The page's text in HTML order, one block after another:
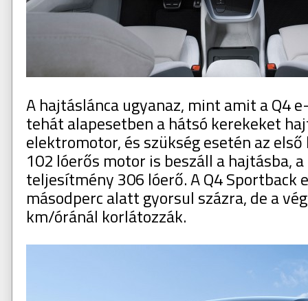
A hajtáslánca ugyanaz, mint amit a Q4
tehát alapesetben a hátsó kerekeket
elektromotor, és szükség esetén az
102 lóerős motor is beszáll a hajtásba,
teljesítmény 306 lóerő. A Q4 Sportback
másodperc alatt gyorsul százra, de a
km/óránál korlátozzák.